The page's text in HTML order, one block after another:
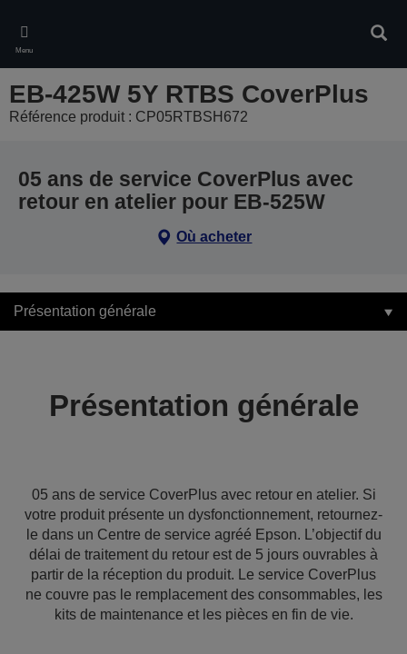
main
content
Menu
EB-425W 5Y RTBS CoverPlus
Référence produit : CP05RTBSH672
05 ans de service CoverPlus avec
retour en atelier pour EB-525W
Où acheter
Présentation générale
Présentation générale
05 ans de service CoverPlus avec retour en atelier. Si
votre produit présente un dysfonctionnement, retournez-
le dans un Centre de service agréé Epson. L’objectif du
délai de traitement du retour est de 5 jours ouvrables à
partir de la réception du produit. Le service CoverPlus
ne couvre pas le remplacement des consommables, les
kits de maintenance et les pièces en fin de vie.